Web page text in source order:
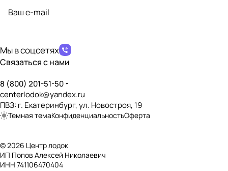
Мы в соцсетях
Связаться с нами
8 (800) 201-51-50
centerlodok@yandex.ru
ПВЗ: г. Екатеринбург, ул. Новостроя, 19
Темная темаКонфиденциальностьОферта
© 2026 Центр лодок
ИП Попов Алексей Николаевич
ИНН 741106470404